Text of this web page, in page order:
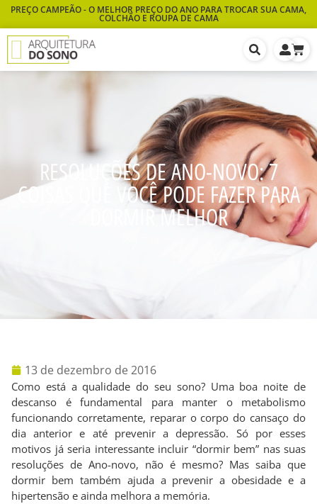
PREÇO CAMPEÃO - O MELHOR PREÇO DO ANO PARA TROCAR SUA CAMA,
COLCHÃO E ROUPA DE CAMA
RESOLUÇÕES DE ANO-NOVO: 7
COISAS QUE VOCÊ PODE FAZER PARA
DORMIR MELHOR
13 de dezembro de 2016
Como está a qualidade do seu sono? Uma boa noite de
descanso é fundamental para manter o metabolismo
funcionando corretamente, reparar o corpo do cansaço do
dia anterior e até prevenir a depressão. Só por esses
motivos já seria interessante incluir “dormir bem” nas suas
resoluções de Ano-novo, não é mesmo? Mas saiba que
dormir bem também ajuda a prevenir a obesidade e a
hipertensão e ainda melhora a memória.